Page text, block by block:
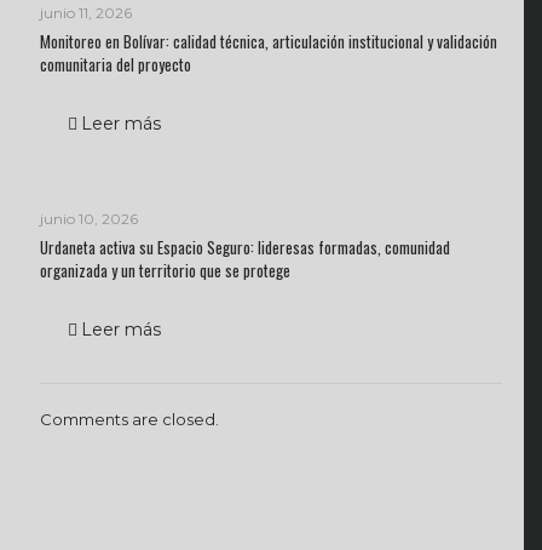
junio 11, 2026
Monitoreo en Bolívar: calidad técnica, articulación institucional y validación
comunitaria del proyecto
Leer más
junio 10, 2026
Urdaneta activa su Espacio Seguro: lideresas formadas, comunidad
organizada y un territorio que se protege
Leer más
Comments are closed.